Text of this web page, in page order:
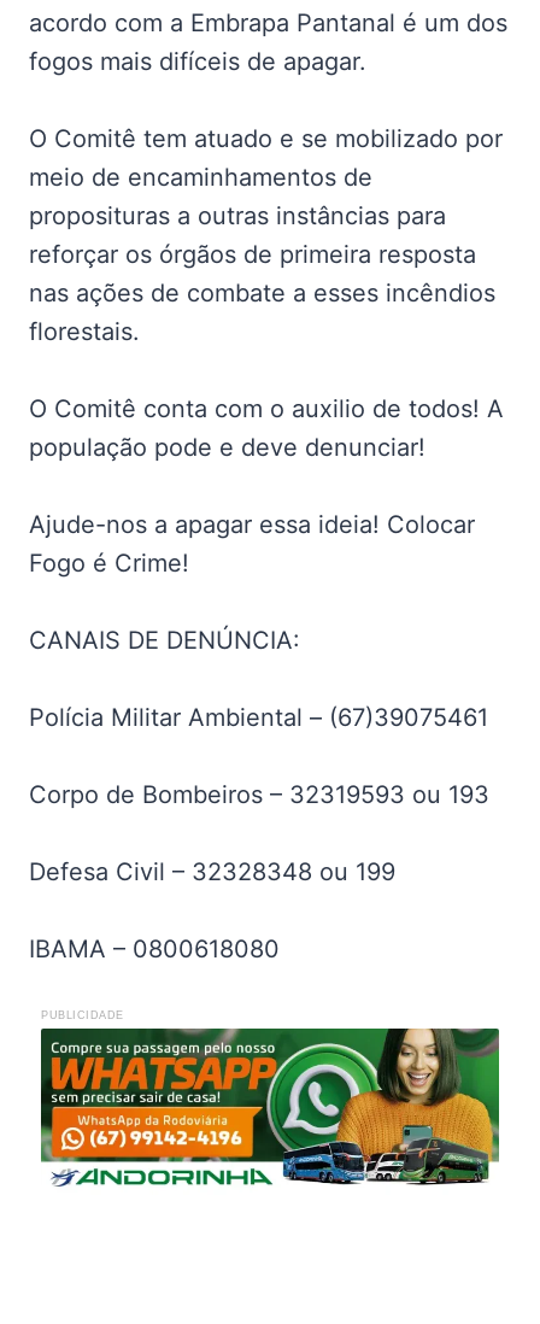
acordo com a Embrapa Pantanal é um dos
fogos mais difíceis de apagar.
O Comitê tem atuado e se mobilizado por
meio de encaminhamentos de
proposituras a outras instâncias para
reforçar os órgãos de primeira resposta
nas ações de combate a esses incêndios
florestais.
O Comitê conta com o auxilio de todos! A
população pode e deve denunciar!
Ajude-nos a apagar essa ideia! Colocar
Fogo é Crime!
CANAIS DE DENÚNCIA:
Polícia Militar Ambiental – (67)39075461
Corpo de Bombeiros – 32319593 ou 193
Defesa Civil – 32328348 ou 199
IBAMA – 0800618080
PUBLICIDADE